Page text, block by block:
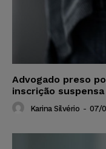
Advogado preso
inscrição suspensa
Karina Silvério - 07/